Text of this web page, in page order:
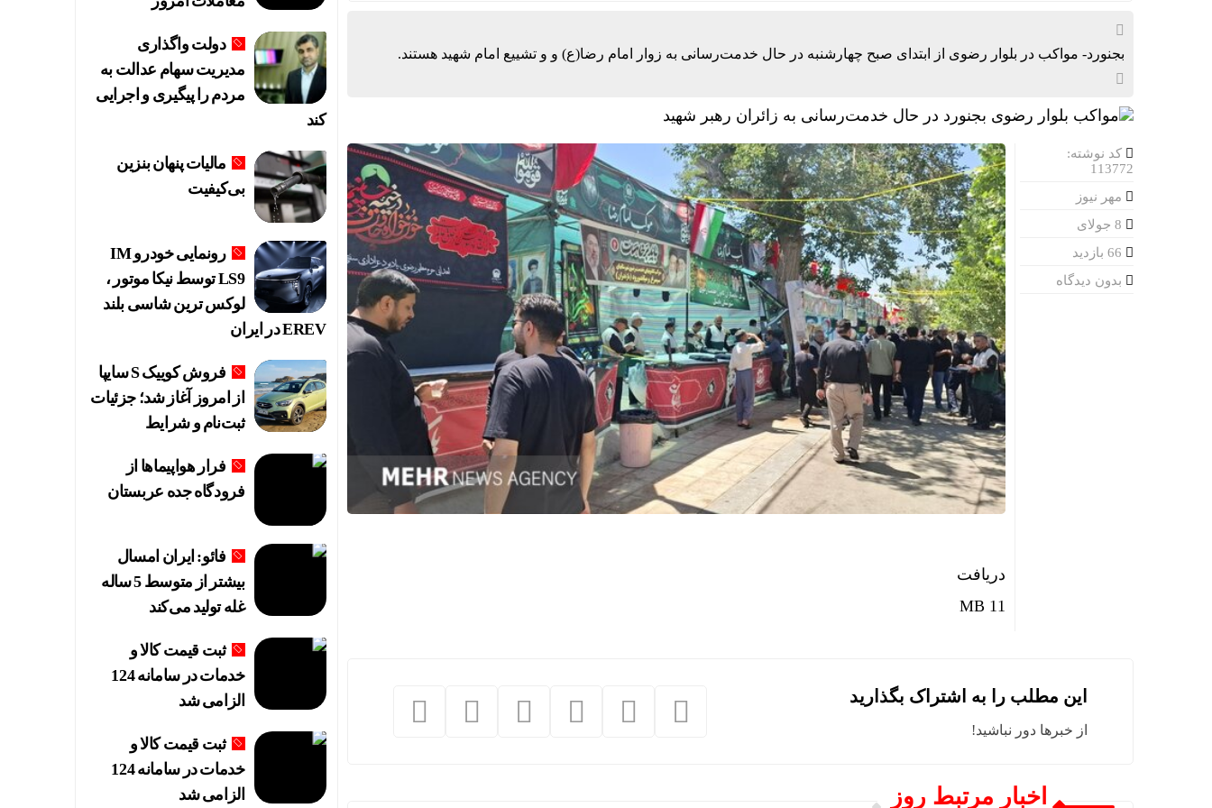
فرار هواپیماها از فرودگاه جده عربستان
ثبت قیمت کالا و خدمات در سامانه 124 الزامی شد
ثبت قیمت کالا و خدمات در سامانه 124 الزامی شد
آغاز پیش‌فروش بلیت بازگشت زائران دهه پایانی صفر از امروز
اژه‌ای: خبرنگار متعهد، هم‌سنگر رزمندگان پشت لانچر است
تأیید ربایش و قتل حمیدرضا رجب‌زاده
قیمت طلا و سکه امروز شنبه 17مرداد/ افزایش همه قیمت ها + جدول و جزئیات
رشد ۲۴ درصدی صدور کارت‌های بازرگانی در گرگان
چرا اپل تلگرام را حذف می‌کند اما ایکس را نه؟
بازار سرمایه به تزریق نقدینگی نیاز ندارد
شاخص کل بورس وارد کانال 5.5 میلیون واحد شد
قیمت طلا و سکه شنبه 17 مرداد/ قیمت‌ها افزایشی
خبرنگار مانند پزشک بدون دانش تخصصی نمی‌تواند فعالیت حرفه‌ای داشته باشد
افت شدید صدور پروانه‌های ساختمانی؛ بازار مسکن با کمبود عرضه مواجه می‌شود؟
ایران پیشنهاد برگزاری دوره‌ای «اکسپو بریکس» را ارائه کرد
بجنورد- مواکب در بلوار رضوی از ابتدای صبح چهارشنبه در حال خدمت‌رسانی به زوار امام رضا(ع) و و تشییع امام شهید هستند.
کد نوشته:
113772
مهر نیوز
بدون دیدگاه
دریافت
11 MB
این مطلب را به اشتراک بگذارید
از خبرها دور نباشید!
اخبار مرتبط روز
دولت واگذاری
مدیریت سهام عدالت به
مردم را پیگیری و اجرایی
کند
مالیات پنهان بنزین
بی‌کیفیت
رونمایی خودرو IM
LS9 توسط نیکا موتور ،
لوکس ترین شاسی بلند
EREV در ایران
فروش کوییک S سایپا
از امروز آغاز شد؛ جزئیات
ثبت‌نام و شرایط
فرار هواپیماها از
فرودگاه جده عربستان
فائو: ایران امسال
بیشتر از متوسط 5 ساله
غله تولید می‌کند
ثبت قیمت کالا و
خدمات در سامانه 124
الزامی شد
ثبت قیمت کالا و
خدمات در سامانه 124
الزامی شد